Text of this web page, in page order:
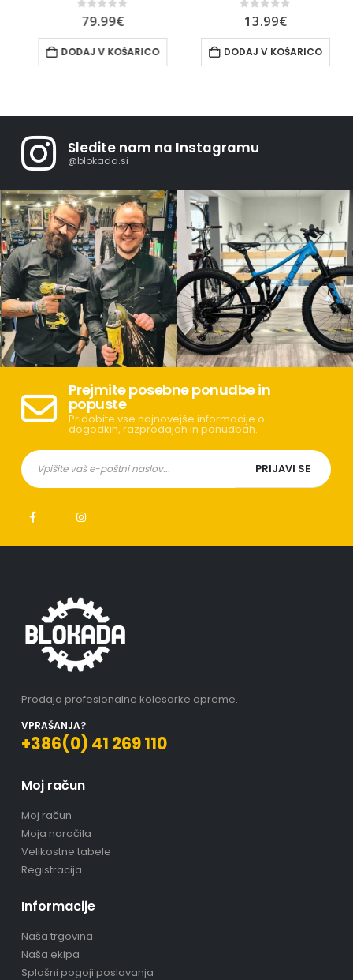
out of 5
79.99€
DODAJ V KOŠARICO
out of 5
13.99€
DODAJ V KOŠARICO
Sledite nam na Instagramu
@blokada.si
Prejmite posebne ponudbe in
popuste
Pridobite vse najnovejše informacije o
dogodkih, razprodajah in ponudbah.
Prodaja profesionalne kolesarke opreme.
VPRAŠANJA?
+386(0) 41 269 110
Moj račun
Moj račun
Moja naročila
Velikostne tabele
Registracija
Informacije
Naša trgovina
Naša ekipa
Splošni pogoji poslovanja